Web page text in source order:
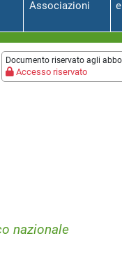
Associazioni
Documento riservato agli
Accesso riservato
nazionale